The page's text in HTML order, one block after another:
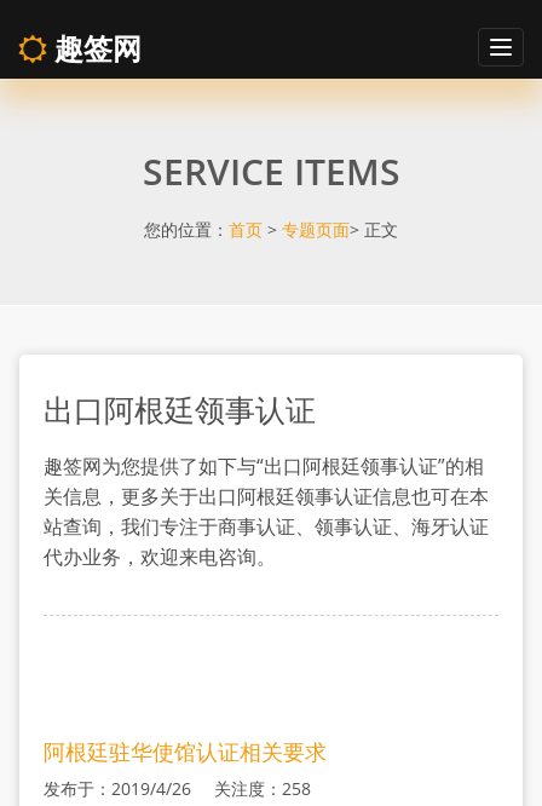
出
廷
领
事
认
证
趣签网
SERVICE ITEMS
您的位置： 首页 > 专题页面> 正文
出口阿根廷领事认证
趣签网为您提供了如下与“出口阿根廷领事认证”的相
关信息，更多关于出口阿根廷领事认证信息也可在本
站查询，我们专注于商事认证、领事认证、海牙认证
代办业务，欢迎来电咨询。
阿根廷驻华使馆认证相关要求
发布于：2019/4/26 关注度：258